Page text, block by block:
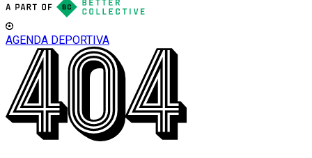
AGENDA DEPORTIVA